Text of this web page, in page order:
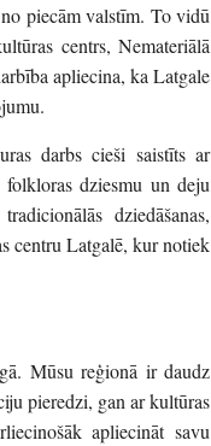
piecām valstīm. To vidū
centrs, Nemateriālā
apliecina, ka Latgale
darbs cieši saistīts ar
folkloras dziesmu un deju
dziedāšanas,
centru Latgalē, kur notiek
Mūsu reģionā ir daudz
pieredzi, gan ar kultūras
apliecināt savu